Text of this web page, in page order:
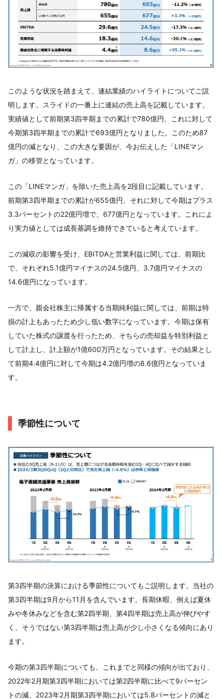
このような状況を踏まえて、連結業績のハイライトについてご説
明します。スライドの一番上に連結の売上高を記載しています。
実績値として前期第3四半期までの累計で780億円、これに対して
今期第3四半期までの累計で693億円となりました。このため87
億円の減となり、この大きな要因が、今お伝えした「LINEマン
ガ」の移管となっています。
この「LINEマンガ」を除いた売上高を2段目に記載しています。
前期第3四半期までの累計が655億円、それに対して今期はプラス
3.3パーセントの22億円増で、677億円となっています。これによ
り実力値としては成長基調を維持できていると考えています。
この減収の影響を受け、EBITDAと営業利益に関しては、前期比
で、それぞれ5.1億円マイナスの24.5億円、3.7億円マイナスの
14.6億円になっています。
一方で、親会社株主に帰属する当期純利益に関しては、前期は特
損の計上もあったため少し低い数字になっています。今期は保有
していた株式の譲渡を行ったため、そちらの売却益を特別利益と
して計上し、計上額が1億600万円となっています。その結果とし
て前期4.4億円に対して今期は4.2億円増の8.6億円となっていま
す。
季節性について
第3四半期の決算における季節性についてもご説明します。当社の
第3四半期は9月から11月を含んでいます。長期休暇、例えば夏休
みや冬休みなどを含む第2四半期、第4四半期は売上高が伸びやす
く、そうではない第3四半期は売上高が少し小さくなる傾向にあり
ます。
今期の第3四半期についても、これまでと同様の傾向が出ており、
2022年2月期第3四半期においては第2四半期に比べて9パーセン
トの減、2023年2月期第3四半期においては5.8パーセントの減と